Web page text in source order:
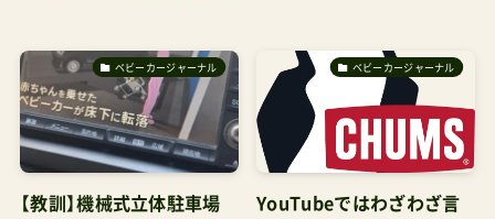
ベビーカージャーナル
【教訓】機械式立体駐車場
ベビーカージャーナル
YouTubeではわざわざ言